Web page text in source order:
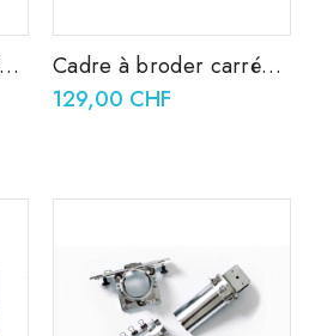
Cadre à broder carré
200 x 200 mm VRFF200
129,00 CHF